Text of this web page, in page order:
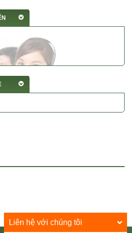
Liên hệ với chúng tôi